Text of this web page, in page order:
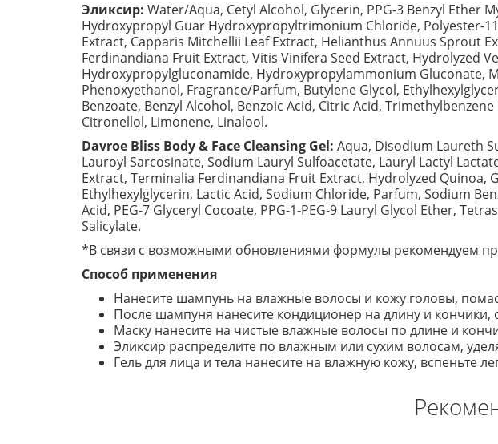
Эликсир: Water/Aqua, Cetyl Alcohol, Glycerin, PPG-3 Benzyl
Hydroxypropyl Guar Hydroxypropyltrimonium Chloride, Polyester-
Extract, Capparis Mitchellii Leaf Extract, Helianthus Annuus Sprout
Ferdinandiana Fruit Extract, Vitis Vinifera Seed Extract, Hydrolyzed
Hydroxypropylgluconamide, Hydroxypropylammonium Gluconate,
Phenoxyethanol, Fragrance/Parfum, Butylene Glycol,
Benzoate, Benzyl Alcohol, Benzoic Acid, Citric Acid,
Citronellol, Limonene, Linalool.
Davroe Bliss Body & Face Cleansing Gel: Aqua, Disodium Laureth
Lauroyl Sarcosinate, Sodium Lauryl Sulfoacetate, Lauryl Lactyl
Extract, Terminalia Ferdinandiana Fruit Extract, Hydrolyzed Quinoa,
Ethylhexylglycerin, Lactic Acid, Sodium Chloride, Parfum, Sodium
Acid, PEG-7 Glyceryl Cocoate, PPG-1-PEG-9 Lauryl Glycol Ether,
Salicylate.
*В связи с возможными обновлениями формулы рекомендуем
Способ применения
Нанесите шампунь на влажные волосы и кожу головы,
После шампуня нанесите кондиционер на длину и кончики,
Маску нанесите на чистые влажные волосы по длине и
Эликсир распределите по влажным или сухим волосам,
Гель для лица и тела нанесите на влажную кожу,